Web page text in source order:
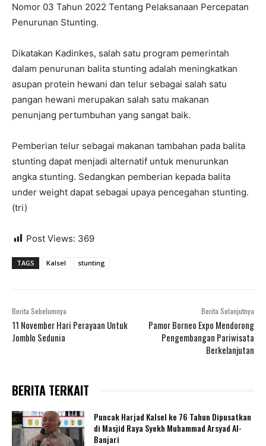
Nomor 03 Tahun 2022 Tentang Pelaksanaan Percepatan
Penurunan Stunting.
Dikatakan Kadinkes, salah satu program pemerintah
dalam penurunan balita stunting adalah meningkatkan
asupan protein hewani dan telur sebagai salah satu
pangan hewani merupakan salah satu makanan
penunjang pertumbuhan yang sangat baik.
Pemberian telur sebagai makanan tambahan pada balita
stunting dapat menjadi alternatif untuk menurunkan
angka stunting. Sedangkan pemberian kepada balita
under weight dapat sebagai upaya pencegahan stunting.
(tri)
Post Views: 369
TAGS Kalsel stunting
Berita Sebelumnya
11 November Hari Perayaan Untuk
Jomblo Sedunia
Berita Selanjutnya
Pamor Borneo Expo Mendorong
Pengembangan Pariwisata
Berkelanjutan
BERITA TERKAIT
Puncak Harjad Kalsel ke 76 Tahun Dipusatkan
di Masjid Raya Syekh Muhammad Arsyad Al-
Banjari